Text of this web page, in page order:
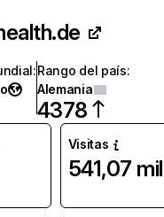
:Rango del país:
Alemania
4378
Visitas
541,07 mil